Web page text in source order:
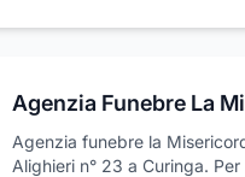
Agenzia funebre la
Alighieri n° 23 a Curinga.